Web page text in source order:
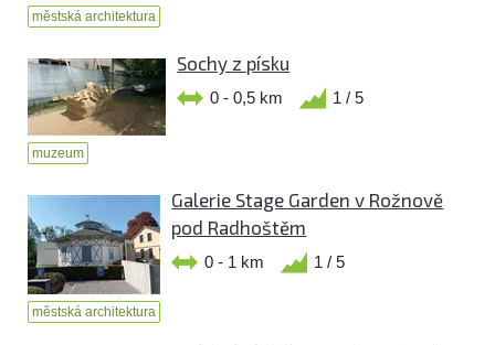
městská architektura
Sochy z písku
0 - 0,5 km 1 / 5
muzeum
Galerie Stage Garden v Rožnově
pod Radhoštěm
0 - 1 km 1 / 5
městská architektura